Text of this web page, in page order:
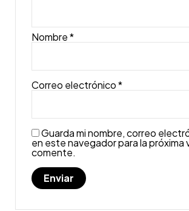
Nombre*
Correo electrónico*
Guarda mi nombre, correo
en este navegador para la próxima
comente.